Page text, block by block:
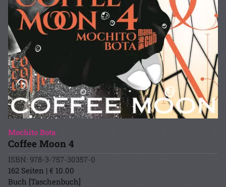
Mochito Bota
Coffee Moon 4
ISBN: 978-3-757-30357-0
162 Seiten | € 10.00
Buch [Taschenbuch]